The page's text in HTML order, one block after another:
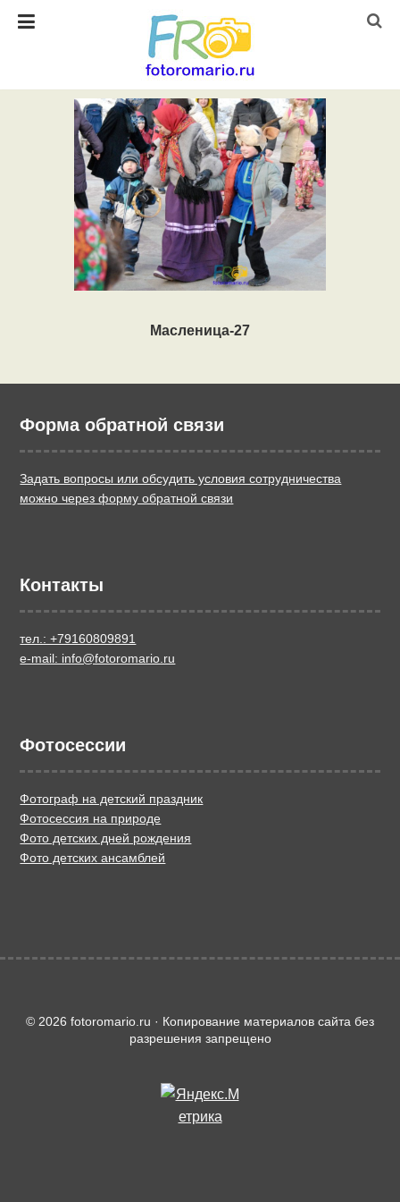
Масленица-27
Форма обратной связи
Задать вопросы или обсудить условия сотрудничества
можно через форму обратной связи
Контакты
тел.: +79160809891
e-mail: info@fotoromario.ru
Фотосессии
Фотограф на детский праздник
Фотосессия на природе
Фото детских дней рождения
Фото детских ансамблей
© 2026 fotoromario.ru · Копирование материалов сайта без
разрешения запрещено